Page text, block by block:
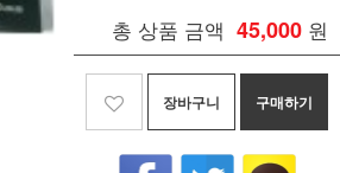
총 상품 금액 45,000 원
장바구니 구매하기